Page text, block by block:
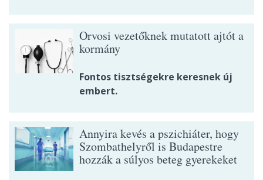
Orvosi vezetőknek mutatott ajtót a
kormány
Fontos tisztségekre keresnek új
embert.
Annyira kevés a pszichiáter, hogy
Szombathelyről is Budapestre
hozzák a súlyos beteg gyerekeket